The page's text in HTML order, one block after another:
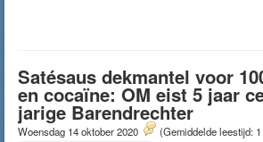
Satésaus dekmantel voor
en cocaïne: OM eist 5 jaar
jarige Barendrechter
Woensdag 14 oktober 2020 (Gemiddelde leestijd: